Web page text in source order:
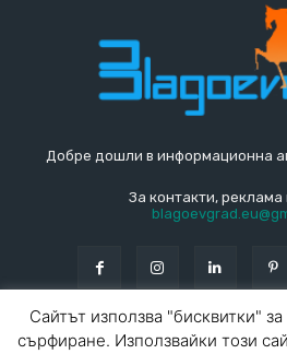
Добре дошли в информационна
За контакти, реклама
Сайтът използва "бисквитки"
сърфиране. Използвайки този